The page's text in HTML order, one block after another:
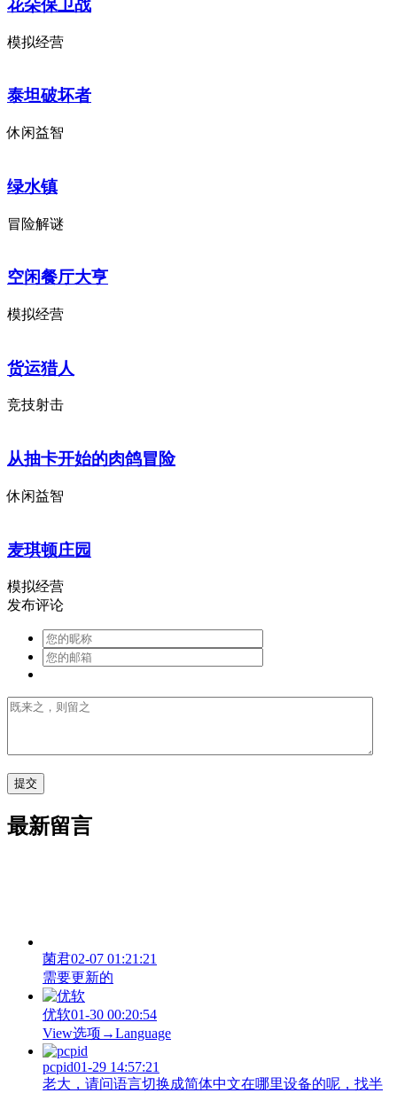
花朵保卫战
模拟经营
泰坦破坏者
休闲益智
绿水镇
冒险解谜
空闲餐厅大亨
模拟经营
货运猎人
竞技射击
从抽卡开始的肉鸽冒险
休闲益智
麦琪顿庄园
模拟经营
发布评论
最新留言
菌君02-07 01:21:21
需要更新的
优软01-30 00:20:54
View‌选项→Language
pcpid01-29 14:57:21
老大，请问语言切换成简体中文在哪里设备的呢，找半